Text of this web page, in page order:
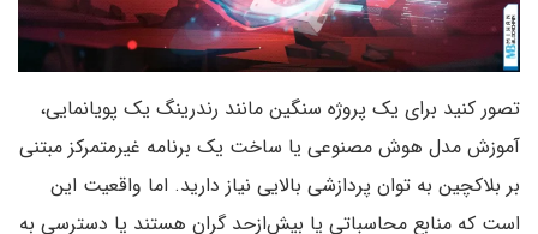
تصور کنید برای یک پروژه سنگین مانند رندرینگ یک پویانمایی،
آموزش مدل هوش مصنوعی یا ساخت یک برنامه غیرمتمرکز مبتنی
بر بلاکچین به توان پردازشی بالایی نیاز دارید. اما واقعیت این
است که منابع محاسباتی یا بیش‌ازحد گران هستند یا دسترسی به